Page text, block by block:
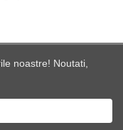
noastre! Noutati,